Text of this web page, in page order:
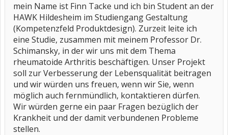
mein Name ist Finn Tacke und ich bin Student an der
HAWK Hildesheim im Studiengang Gestaltung
(Kompetenzfeld Produktdesign). Zurzeit leite ich
eine Studie, zusammen mit meinem Professor Dr.
Schimansky, in der wir uns mit dem Thema
rheumatoide Arthritis beschäftigen. Unser Projekt
soll zur Verbesserung der Lebensqualität beitragen
und wir würden uns freuen, wenn wir Sie, wenn
möglich auch fernmündlich, kontaktieren dürfen.
Wir würden gerne ein paar Fragen bezüglich der
Krankheit und der damit verbundenen Probleme
stellen.